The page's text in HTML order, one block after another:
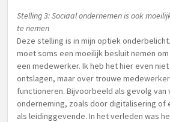
Stelling 3: Sociaal ondernemen is ook
te nemen
Deze stelling is in mijn optiek
moet soms een moeilijk besluit nemen
een medewerker. Ik heb het hier even
ontslagen, maar over trouwe
functioneren. Bijvoorbeeld als gevolg van
onderneming, zoals door digitalisering of
als leidinggevende. In het verleden was